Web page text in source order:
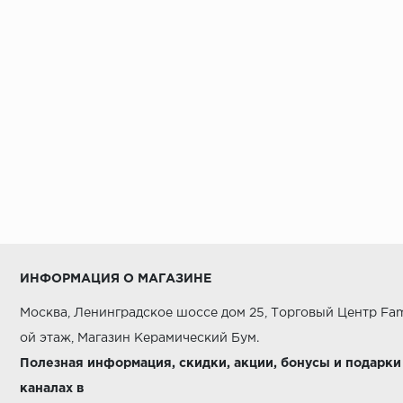
Argenta
Armano
ИНФОРМАЦИЯ О МАГАЗИНЕ
Москва, Ленинградское шоссе дом 25, Торговый Центр
ой этаж, Магазин Керамический Бум.
Полезная информация, скидки, акции, бонусы и
каналах в